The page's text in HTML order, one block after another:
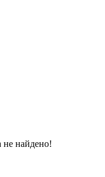
не найдено!